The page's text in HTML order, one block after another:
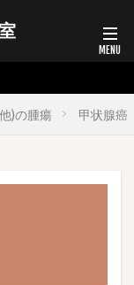
)の腫瘍 甲状腺癌